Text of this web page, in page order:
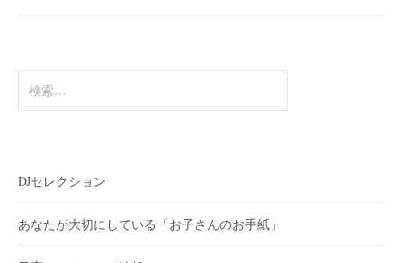
索:
DJセレクション
あなたが大切にしている「お子さんのお手紙」